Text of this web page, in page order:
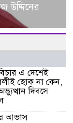
উদ্দিনের
এ দেশেই
হোক না কেন,
দিবসে
আভাস